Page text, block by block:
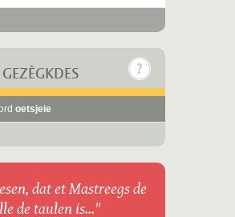
oetsjeie
dat et Mastreegs de
de taulen is..."